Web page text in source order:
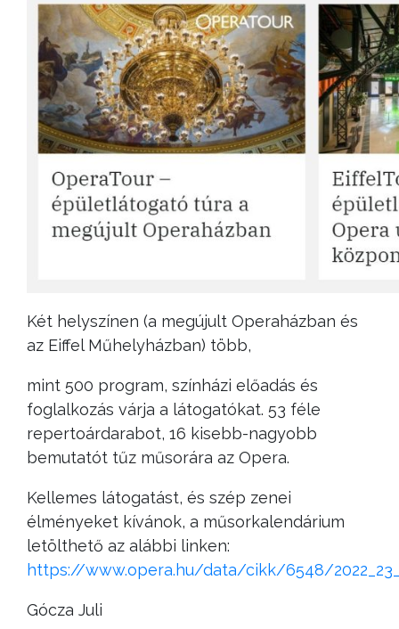
Két helyszínen (a megújult Operaházban és
az Eiffel Műhelyházban) több,
mint 500 program, színházi előadás és
foglalkozás várja a látogatókat. 53 féle
repertoárdarabot, 16 kisebb-nagyobb
bemutatót tűz műsorára az Opera.
Kellemes látogatást, és szép zenei
élményeket kívánok, a műsorkalendárium
letölthető az alábbi linken:
https://www.opera.hu/data/cikk/6548/
Gócza Juli